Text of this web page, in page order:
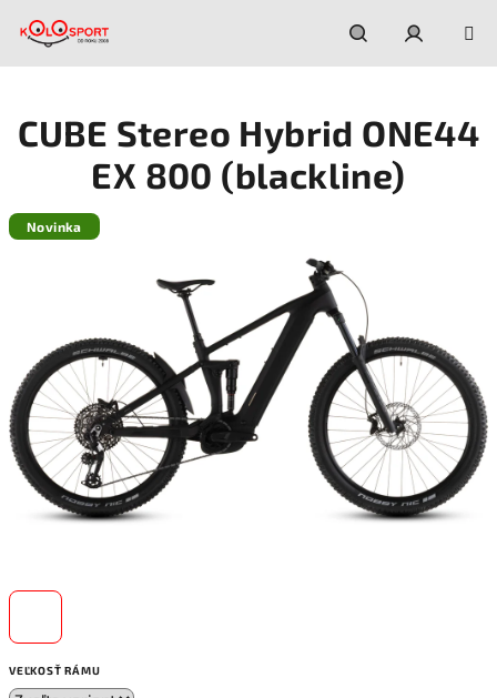
Hľadať
VEĽKOSŤ RÁMU
CUBE Stereo Hybrid ONE44
EX 800 (blackline)
Novinka